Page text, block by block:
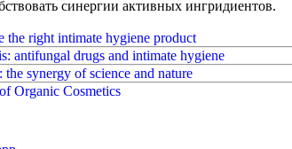
синергии активных ингридиентов.
the right intimate hygiene product
antifungal drugs and intimate hygiene
synergy of science and nature
Organic Cosmetics